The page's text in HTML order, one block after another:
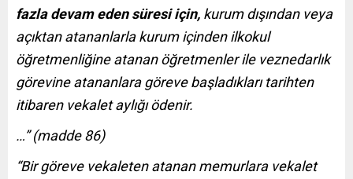
fazla devam eden süresi için, kurum dışından veya
açıktan atananlarla kurum içinden ilkokul
öğretmenliğine atanan öğretmenler ile veznedarlık
görevine atananlara göreve başladıkları tarihten
itibaren vekalet aylığı ödenir.
…” (madde 86)
“Bir göreve vekaleten atanan memurlara vekalet